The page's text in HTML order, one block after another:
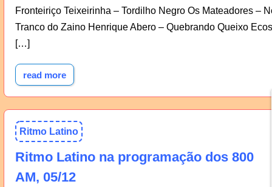
Fronteiriço Teixeirinha – Tordilho Negro Os Mateadores –
Tranco do Zaino Henrique Abero – Quebrando Queixo Ecos
[…]
read more
Ritmo Latino
Ritmo Latino na programação dos 800
AM, 05/12